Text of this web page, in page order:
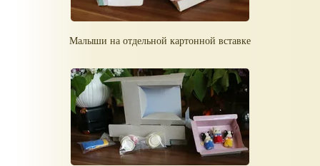
Малыши на отдельной картонной вставке